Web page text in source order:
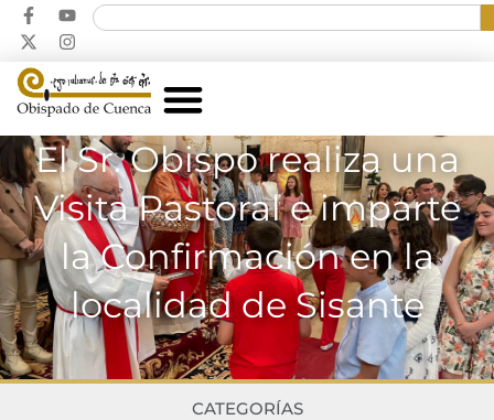
El Sr. Obispo realiza una
Visita Pastoral e imparte
la Confirmación en la
localidad de Sisante
CATEGORÍAS